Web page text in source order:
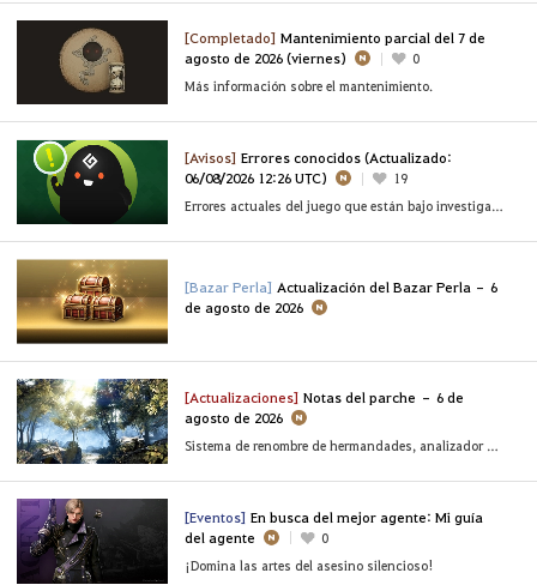
[Completado] Mantenimiento parcial del 7 de
agosto de 2026 (viernes)
0
Más información sobre el mantenimiento.
[Avisos] Errores conocidos (Actualizado:
06/08/2026 12:26 UTC)
19
Errores actuales del juego que están bajo investigación
[Bazar Perla] Actualización del Bazar Perla – 6
de agosto de 2026
[Actualizaciones] Notas del parche – 6 de
agosto de 2026
Sistema de renombre de hermandades, analizador de combate de Marni y mucho más
[Eventos] En busca del mejor agente: Mi guía
del agente
0
¡Domina las artes del asesino silencioso!